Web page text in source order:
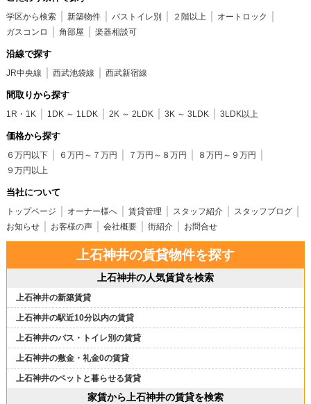
学区から検索 新築物件 バストイレ別 ２階以上
オートロック
ガスコンロ
角部屋 楽器相談可
沿線で探す
JR中央線 西武池袋線 西武新宿線
間取りから探す
1R・1K 1DK ～ 1LDK 2K ～ 2LDK 3K ～ 3LDK 3LDK以上
価格から探す
６万円以下 ６万円～７万円 ７万円～８万円
８万円～９万円
９万円以上
当社について
トップページ オーナー様へ 賃貸管理 スタッフ紹介
スタッフブログ
お知らせ
お客様の声 会社概要 街紹介 お問合せ
上石神井の賃貸物件を探す
上石神井の人気賃貸を検索
上石神井の新築賃貸
上石神井の駅近10分以内の賃貸
上石神井のバス・トイレ別の賃貸
上石神井の敷金・礼金0の賃貸
上石神井のペットと暮らせる賃貸
家賃から上石神井の賃貸を検索